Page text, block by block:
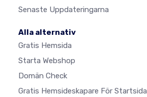
Senaste Uppdateringarna
Alla alternativ
Gratis Hemsida
Starta Webshop
Domän Check
Gratis Hemsideskapare För Startsida